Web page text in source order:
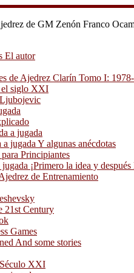
de GM Zenón Franco
El autor
de Ajedrez Clarín Tomo I:
el siglo XXI
a jugada
jugada Y algunas anécdotas
Principiantes
¡Primero la idea y después
de Entrenamiento
21st Century
Games
And some stories
XXI